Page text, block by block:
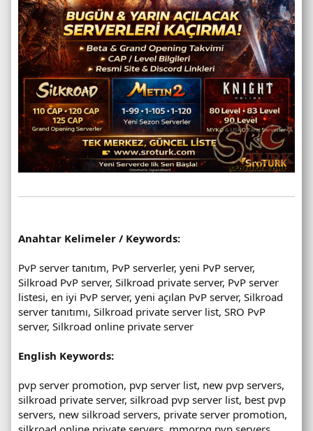
Anahtar Kelimeler / Keywords:
PvP server tanıtım, PvP serverler, yeni PvP server,
Silkroad PvP server, Silkroad private server, PvP server
listesi, en iyi PvP server, yeni açılan PvP server, Silkroad
server tanıtımı, Silkroad private server list, SRO PvP
server, Silkroad online private server
English Keywords:
pvp server promotion, pvp server list, new pvp servers,
silkroad private server, silkroad pvp server list, best pvp
servers, new silkroad servers, private server promotion,